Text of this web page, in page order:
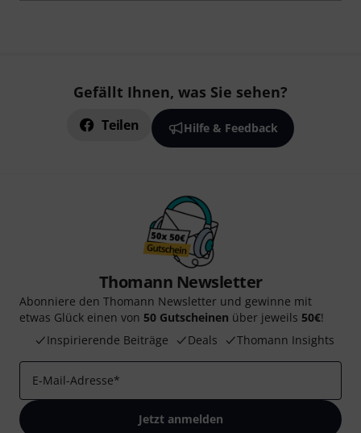
Gefällt Ihnen, was Sie sehen?
Teilen Hilfe & Feedback
Thomann Newsletter
Abonniere den Thomann Newsletter und gewinne mit
etwas Glück einen von 50 Gutscheinen über jeweils 50€!
Inspirierende Beiträge
Deals Thomann Insights
E-Mail-Adresse*
Jetzt anmelden